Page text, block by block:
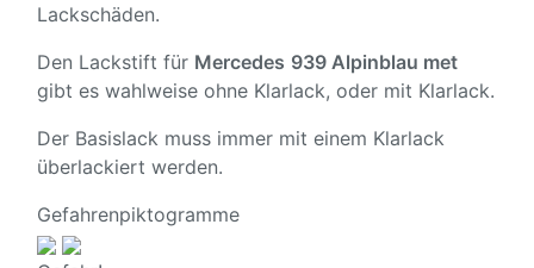
Lackschäden.
Den Lackstift für Mercedes 939 Alpinblau met
gibt es wahlweise ohne Klarlack, oder mit Klarlack.
Der Basislack muss immer mit einem Klarlack
überlackiert werden.
Gefahrenpiktogramme